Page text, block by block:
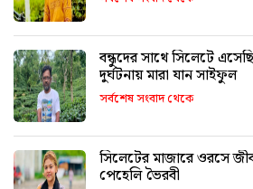
বন্ধুদের সাথে সিলেটে
দুর্ঘটনায় মারা যান সাইফুল
সর্বশেষ সংবাদ থেকে
সিলেটের মাজারে ওরসে
পেহেলি ভৈরবী